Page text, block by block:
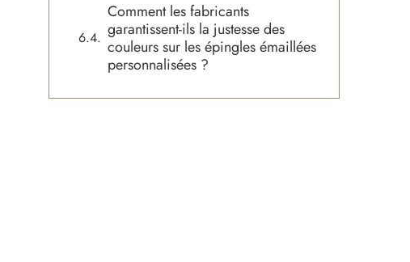
Comment les fabricants
garantissent-ils la justesse des
couleurs sur les épingles émaillées
personnalisées ?